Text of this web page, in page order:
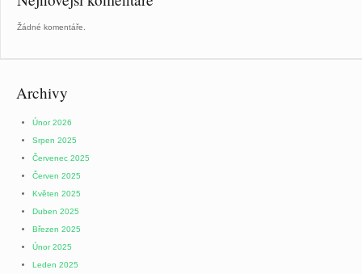
Žádné komentáře.
Archivy
Únor 2026
Srpen 2025
Červenec 2025
Červen 2025
Květen 2025
Duben 2025
Březen 2025
Únor 2025
Leden 2025